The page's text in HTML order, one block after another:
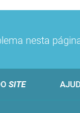
nesta
SITE